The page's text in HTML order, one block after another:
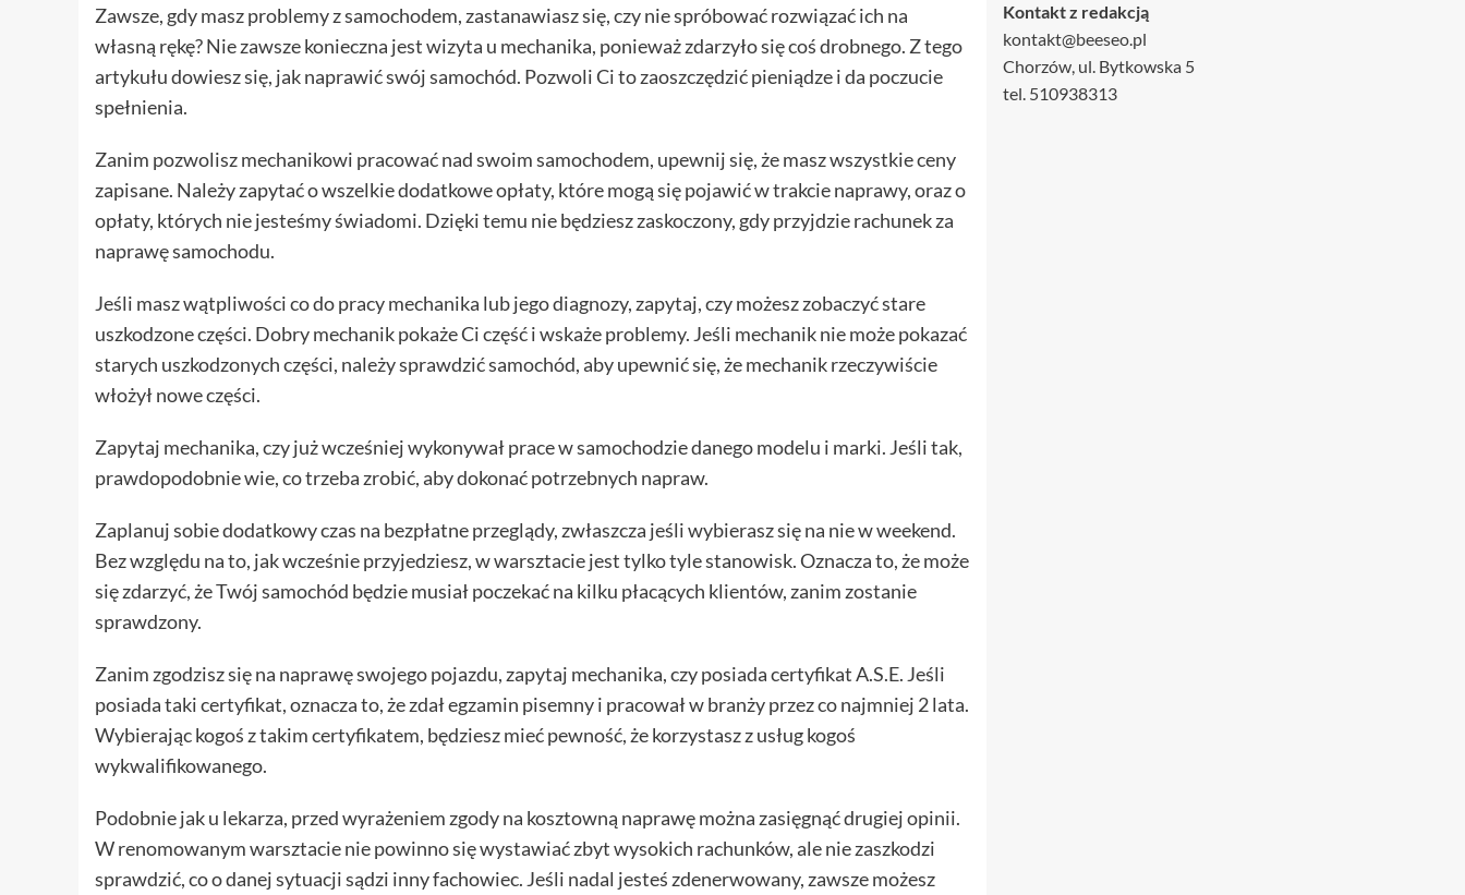
Zawsze, gdy masz problemy z samochodem, zastanawiasz się, czy nie spróbować rozwiązać ich na
własną rękę? Nie zawsze konieczna jest wizyta u mechanika, ponieważ zdarzyło się coś drobnego. Z tego
artykułu dowiesz się, jak naprawić swój samochód. Pozwoli Ci to zaoszczędzić pieniądze i da poczucie
spełnienia.
Zanim pozwolisz mechanikowi pracować nad swoim samochodem, upewnij się, że masz wszystkie ceny
zapisane. Należy zapytać o wszelkie dodatkowe opłaty, które mogą się pojawić w trakcie naprawy, oraz o
opłaty, których nie jesteśmy świadomi. Dzięki temu nie będziesz zaskoczony, gdy przyjdzie rachunek za
naprawę samochodu.
Jeśli masz wątpliwości co do pracy mechanika lub jego diagnozy, zapytaj, czy możesz zobaczyć stare
uszkodzone części. Dobry mechanik pokaże Ci część i wskaże problemy. Jeśli mechanik nie może pokazać
starych uszkodzonych części, należy sprawdzić samochód, aby upewnić się, że mechanik rzeczywiście
włożył nowe części.
Zapytaj mechanika, czy już wcześniej wykonywał prace w samochodzie danego modelu i marki. Jeśli tak,
prawdopodobnie wie, co trzeba zrobić, aby dokonać potrzebnych napraw.
Zaplanuj sobie dodatkowy czas na bezpłatne przeglądy, zwłaszcza jeśli wybierasz się na nie w weekend.
Bez względu na to, jak wcześnie przyjedziesz, w warsztacie jest tylko tyle stanowisk. Oznacza to, że może
się zdarzyć, że Twój samochód będzie musiał poczekać na kilku płacących klientów, zanim zostanie
sprawdzony.
Zanim zgodzisz się na naprawę swojego pojazdu, zapytaj mechanika, czy posiada certyfikat A.S.E. Jeśli
posiada taki certyfikat, oznacza to, że zdał egzamin pisemny i pracował w branży przez co najmniej 2 lata.
Wybierając kogoś z takim certyfikatem, będziesz mieć pewność, że korzystasz z usług kogoś
wykwalifikowanego.
Podobnie jak u lekarza, przed wyrażeniem zgody na kosztowną naprawę można zasięgnąć drugiej opinii.
W renomowanym warsztacie nie powinno się wystawiać zbyt wysokich rachunków, ale nie zaszkodzi
sprawdzić, co o danej sytuacji sądzi inny fachowiec. Jeśli nadal jesteś zdenerwowany, zawsze możesz
Kontakt z redakcją
kontakt@beeseo.pl
Chorzów, ul. Bytkowska 5
tel. 510938313